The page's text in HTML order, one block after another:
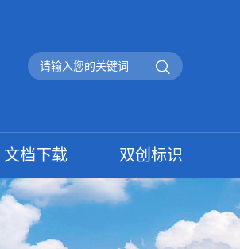
文档下载 双创标识